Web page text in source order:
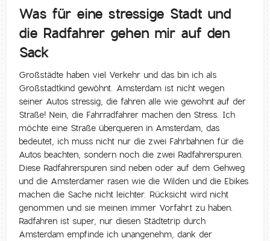
Was für eine stressige Stadt und
die Radfahrer gehen mir auf den
Sack
Großstädte haben viel Verkehr und das bin ich als
Großstadtkind gewöhnt. Amsterdam ist nicht wegen
seiner Autos stressig, die fahren alle wie gewohnt auf der
Straße! Nein, die Fahrradfahrer machen den Stress. Ich
möchte eine Straße überqueren in Amsterdam, das
bedeutet, ich muss nicht nur die zwei Fahrbahnen für die
Autos beachten, sondern noch die zwei Radfahrerspuren.
Diese Radfahrerspuren sind neben oder auf dem Gehweg
und die Amsterdamer rasen wie die Wilden und die Ebikes
machen die Sache nicht leichter. Rücksicht wird nicht
genommen und sie meinen immer Vorfahrt zu haben.
Radfahren ist super, nur diesen Städtetrip durch
Amsterdam empfinde ich unangenehm, dank der